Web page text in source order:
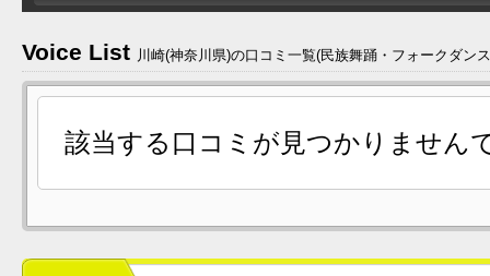
Voice List 川崎(神奈川県)の口コミ一覧(民族舞踊・フォークダン
該当する口コミが見つかりません